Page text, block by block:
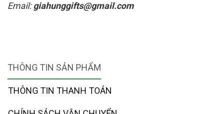
Email:giahunggifts@gmail.com
THÔNG TIN SẢN PHẨM
THÔNG TIN THANH TOÁN